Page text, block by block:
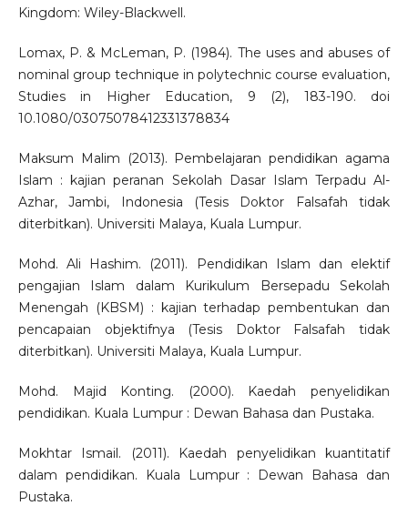
Kingdom: Wiley-Blackwell.
Lomax, P. & McLeman, P. (1984). The uses and abuses of
nominal group technique in polytechnic course evaluation,
Studies in Higher Education, 9 (2), 183-190. doi
10.1080/03075078412331378834
Maksum Malim (2013). Pembelajaran pendidikan agama
Islam : kajian peranan Sekolah Dasar Islam Terpadu Al-
Azhar, Jambi, Indonesia (Tesis Doktor Falsafah tidak
diterbitkan). Universiti Malaya, Kuala Lumpur.
Mohd. Ali Hashim. (2011). Pendidikan Islam dan elektif
pengajian Islam dalam Kurikulum Bersepadu Sekolah
Menengah (KBSM) : kajian terhadap pembentukan dan
pencapaian objektifnya (Tesis Doktor Falsafah tidak
diterbitkan). Universiti Malaya, Kuala Lumpur.
Mohd. Majid Konting. (2000). Kaedah penyelidikan
pendidikan. Kuala Lumpur : Dewan Bahasa dan Pustaka.
Mokhtar Ismail. (2011). Kaedah penyelidikan kuantitatif
dalam pendidikan. Kuala Lumpur : Dewan Bahasa dan
Pustaka.